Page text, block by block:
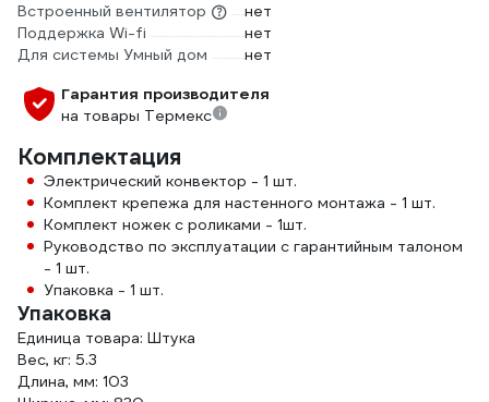
Встроенный вентилятор
нет
Поддержка Wi-fi
нет
Для системы Умный дом
нет
Гарантия производителя
на товары Термекс
Комплектация
Электрический конвектор - 1 шт.
Комплект крепежа для настенного монтажа - 1 шт.
Комплект ножек с роликами - 1шт.
Руководство по эксплуатации с гарантийным талоном
- 1 шт.
Упаковка - 1 шт.
Упаковка
Единица товара: Штука
Вес, кг: 5.3
Длина, мм: 103